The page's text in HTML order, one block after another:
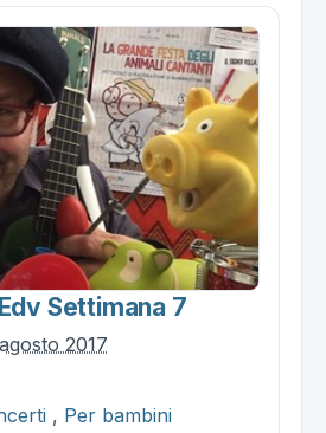
Settimana 7
2017
, Per bambini